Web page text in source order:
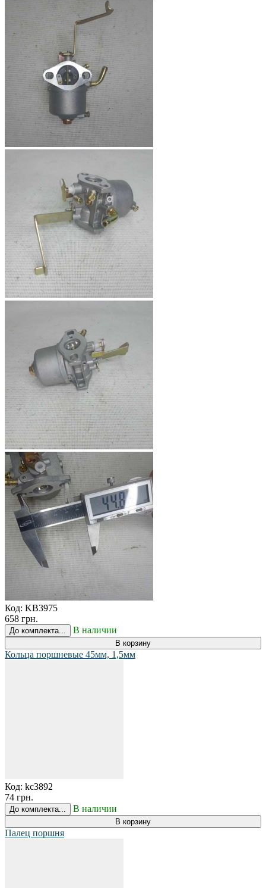
Код: KB3975
658 грн.
До комплекта... В наличии
В корзину
Кольца поршневые 45мм, 1,5мм
Код: kc3892
74 грн.
До комплекта... В наличии
В корзину
Палец поршня